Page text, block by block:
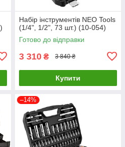
Набір інструментів NEO Tools
(1/4", 1/2", 73 шт.) (10-054)
Готово до відправки
3 310 ₴ 3 840 ₴
Купити
–14%